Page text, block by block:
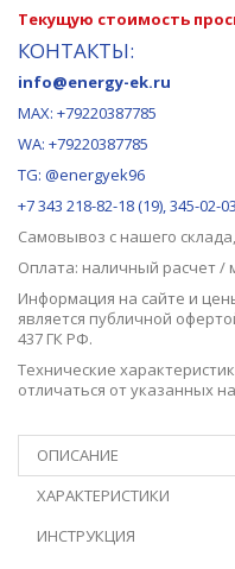
Текущую стоимость
КОНТАКТЫ:
info@energy-ek.ru
MAX: +79220387785
WA: +79220387785
TG: @energyek96
+7 343 218-82-18 (19), 345-02-
Самовывоз с нашего склада
Оплата: наличный расчет /
Информация на сайте и
является публичной
437 ГК РФ.
Технические
отличаться от указанных
ОПИСАНИЕ
ХАРАКТЕРИСТИКИ
ИНСТРУКЦИЯ